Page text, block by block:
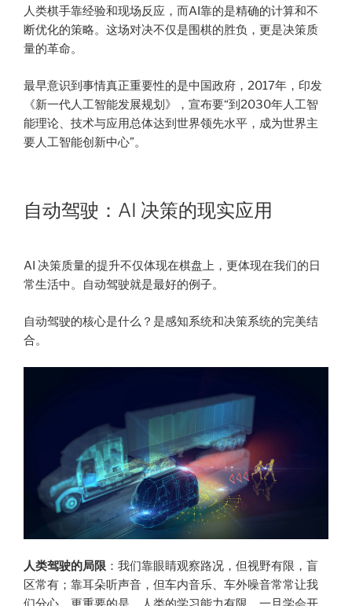
人类棋手靠经验和现场反应，而AI靠的是精确的计算和不
断优化的策略。这场对决不仅是围棋的胜负，更是决策质
量的革命。
最早意识到事情真正重要性的是中国政府，2017年，印发
《新一代人工智能发展规划》，宣布要“到2030年人工智
能理论、技术与应用总体达到世界领先水平，成为世界主
要人工智能创新中心”。
自动驾驶：AI 决策的现实应用
AI 决策质量的提升不仅体现在棋盘上，更体现在我们的日
常生活中。自动驾驶就是最好的例子。
自动驾驶的核心是什么？是感知系统和决策系统的完美结
合。
人类驾驶的局限 ：我们靠眼睛观察路况，但视野有限，盲
区常有；靠耳朵听声音，但车内音乐、车外噪音常常让我